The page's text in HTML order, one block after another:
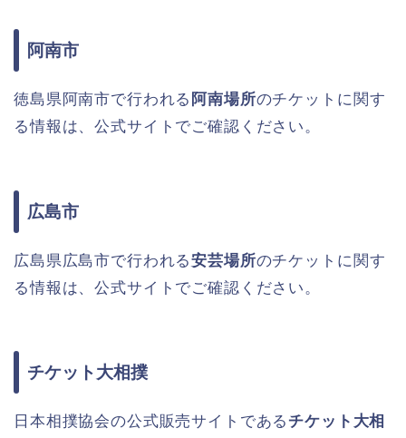
阿南市
徳島県阿南市で行われる 阿南場所のチケットに関す
る情報は、公式サイトでご確認ください。
広島市
広島県広島市で行われる安芸場所のチケットに関す
る情報は、公式サイトでご確認ください。
チケット大相撲
日本相撲協会の公式販売サイトであるチケット大相